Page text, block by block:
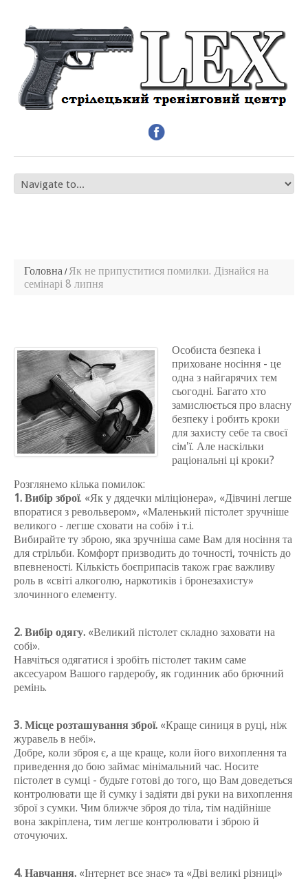
Головна Як не припуститися помилки. Дізнайся на
семінарі 8 липня
Особиста безпека і
приховане носіння - це
одна з найгарячих тем
сьогодні. Багато хто
замислюється про власну
безпеку і робить кроки
для захисту себе та своєї
сім'ї. Але наскільки
раціональні ці кроки?
Розглянемо кілька помилок:
1. Вибір зброї. «Як у дядечки міліціонера», «Дівчині легше
впоратися з револьвером», «Маленький пістолет зручніше
великого - легше сховати на собі» і т.і.
Вибирайте ту зброю, яка зручніша саме Вам для носіння та
для стрільби. Комфорт призводить до точності, точність до
впевненості. Кількість боєприпасів також грає важливу
роль в «світі алкоголю, наркотиків і бронезахисту»
злочинного елементу.
2. Вибір одягу. «Великий пістолет складно заховати на
собі».
Навчіться одягатися і зробіть пістолет таким саме
аксесуаром Вашого гардеробу, як годинник або брючний
ремінь.
3. Місце розташування зброї. «Краще синиця в руці, ніж
журавель в небі».
Добре, коли зброя є, а ще краще, коли його вихоплення та
приведення до бою займає мінімальний час. Носите
пістолет в сумці - будьте готові до того, що Вам доведеться
контролювати ще й сумку і задіяти дві руки на вихоплення
зброї з сумки. Чим ближче зброя до тіла, тім надійніше
вона закріплена, тим легше контролювати і зброю й
оточуючих.
4. Навчання. «Інтернет все знає» та «Дві великі різниці»